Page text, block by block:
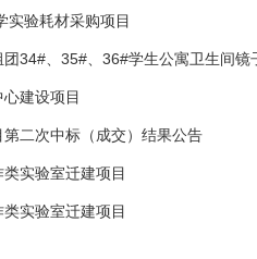
实验耗材采购项目
34#、35#、36#学生公寓卫生间镜
建设项目
二次中标（成交）结果公告
实验室迁建项目
实验室迁建项目